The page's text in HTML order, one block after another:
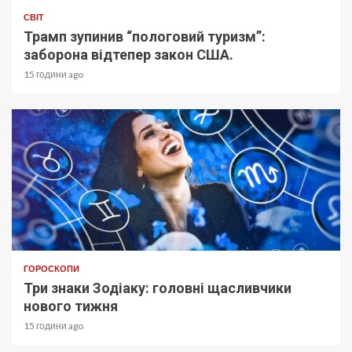
СВІТ
Трамп зупинив “пологовий туризм”:
заборона відтепер закон США.
15 години ago
ГОРОСКОПИ
Три знаки Зодіаку: головні щасливчики
нового тижня
15 години ago